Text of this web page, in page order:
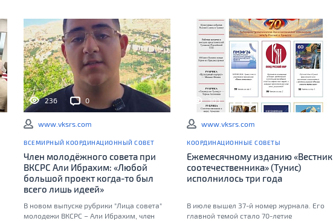
236 0
www.vksrs.com
ВСЕМИРНЫЙ КООРДИНАЦИОННЫЙ СОВЕТ
Член молодёжного совета при
ВКСРС Али Ибрахим: «Любой
большой проект когда-то был
всего лишь идеей»
В новом выпуске рубрики "Лица совета"
молодежи ВКСРС – Али Ибрахим, член
303 0
www.vksrs.com
КООРДИНАЦИОННЫЕ СОВЕТЫ
Ежемесячному изданию «Вестник
соотечественника» (Тунис)
исполнилось три года
В июле вышел 37-й номер журнала. Его
главной темой стало 70-летие